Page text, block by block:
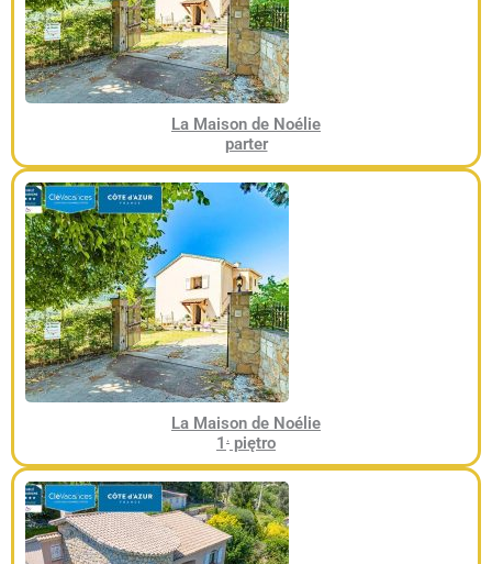
La Maison de Noélie
parter
La Maison de Noélie
1 . piętro